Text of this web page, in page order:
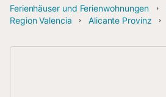
Ferienhäuser und Ferienwohnungen
Region Valencia
Alicante Provinz